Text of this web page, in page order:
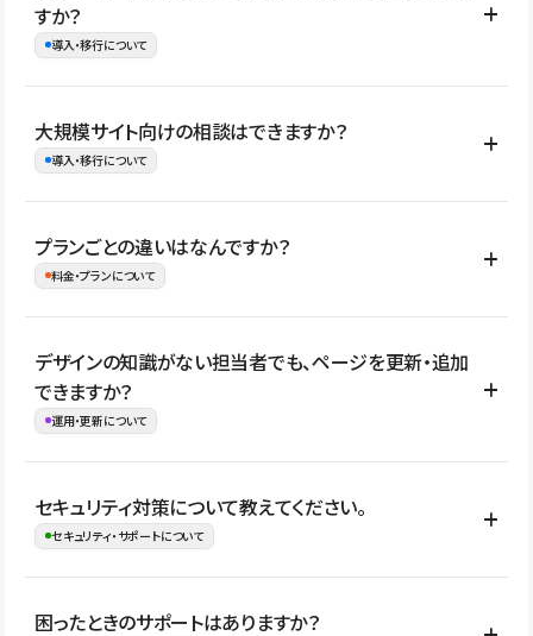
グ・メディア、イベントサイト、店舗・商品紹介サイト、ポートフ
ォリオなど幅広く制作できます。
すか？
導入・移行について
はい。既存サイトの構成やコンテンツ、URLを整理したうえで、
Studio上に再構築する形で移行できます。 WordPressの場合は、
イト全体のデザインや設定がそのまま移行されるわけではないた
め、移行後にページ構成やデザイン、CMS設計、URL・リダイレク
大規模サイト向けの相談はできますか？
導入・移行について
はい。アクセス規模が大きいサイトや、複数部門での運用、権限管
理、セキュリティ確認、既存システムとの連携など、個別の要件が
ない段階でも、お問い合わせください。
お問合せはこちら
プランごとの違いはなんですか？
料金・プランについて
公開ページ数、バージョン履歴の期間、CMS利用数の上限、権限
管理の有無などがプランごとに異なります。詳しくは料金プランペ
ージをご覧ください。
デザインの知識がない担当者でも、ページを更新・追加
できますか？
運用・更新について
はい。CMSやコンポーネントを活用して更新範囲を設計しておく
ことで、デザインを崩しにくい状態で運用できます。 さらにコン
ながらレイアウトに影響を与えずに更新作業を進めやすくなりま
セキュリティ対策について教えてください。
セキュリティ・サポートについて
Studioでは、公開サイトやサービスを安全に利用できるよう、通信
困ったときのサポートはありますか？